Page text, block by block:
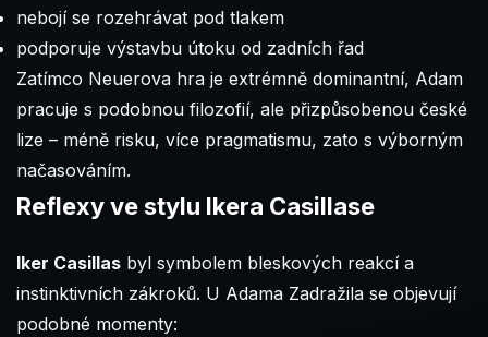
nebojí se rozehrávat pod tlakem
podporuje výstavbu útoku od zadních řad
Zatímco Neuerova hra je extrémně dominantní, Adam
pracuje s podobnou filozofií, ale přizpůsobenou české
lize – méně risku, více pragmatismu, zato s výborným
načasováním.
Reflexy ve stylu Ikera Casillase
Iker Casillas byl symbolem bleskových reakcí a
instinktivních zákroků. U Adama Zadražila se objevují
podobné momenty: